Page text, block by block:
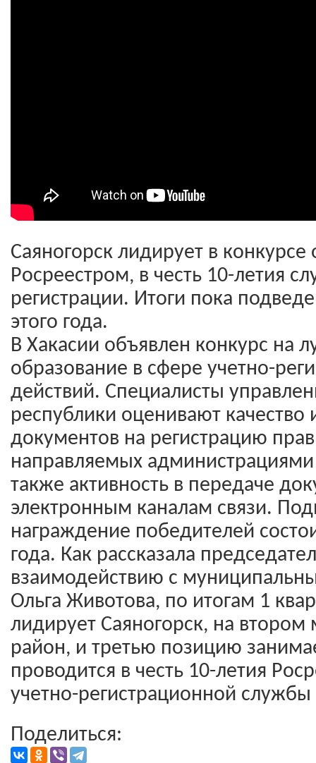
Саяногорск лидирует в
Росреестром, в честь 10-летия
регистрации. Итоги пока
этого года.
В Хакасии объявлен конкурс на
образование в сфере учетно-
действий. Специалисты
республики оценивают качество
документов на регистрацию
направляемых
также активность в передаче
электронным каналам связи.
награждение победителей
года. Как рассказала
взаимодействию с
Ольга Животова, по итогам 1
лидирует Саяногорск, на втором
район, и третью позицию
проводится в честь 10-летия
учетно-регистрационной службы
Поделиться: